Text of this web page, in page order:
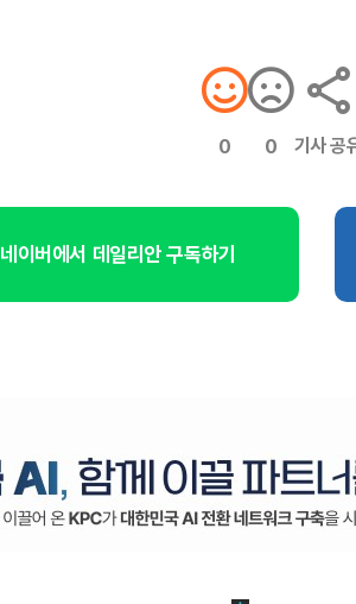
0 0 기사 공
네이버에서 데일리안 구독하기